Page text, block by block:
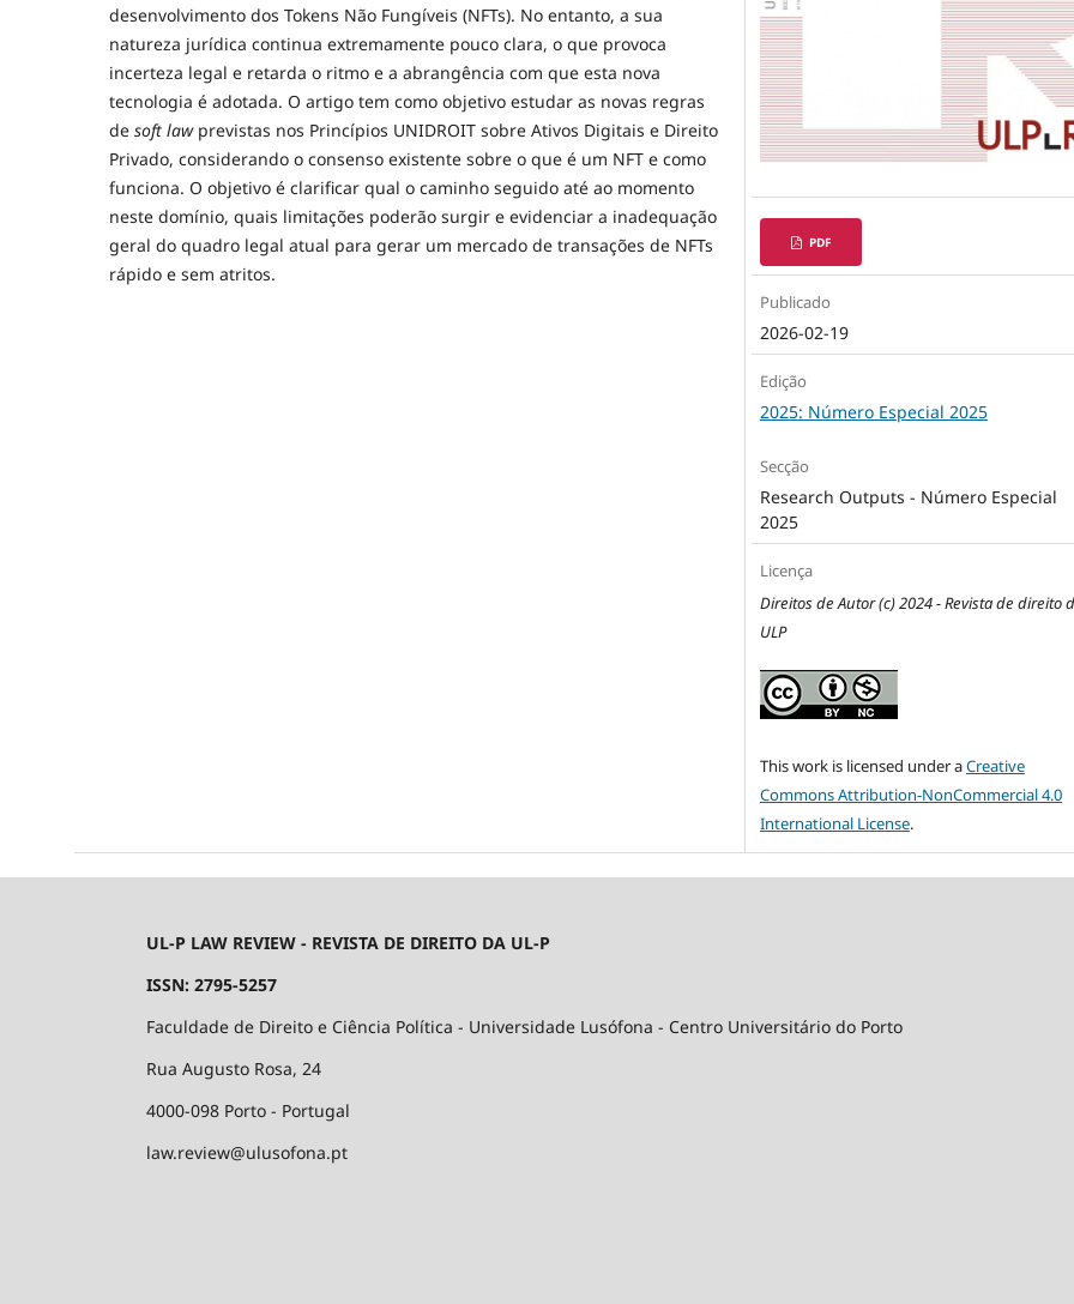
desenvolvimento dos Tokens Não Fungíveis (NFTs). No entanto, a sua
natureza jurídica continua extremamente pouco clara, o que provoca
incerteza legal e retarda o ritmo e a abrangência com que esta nova
tecnologia é adotada. O artigo tem como objetivo estudar as novas regras
de soft lawprevistas nos Princípios UNIDROIT sobre Ativos Digitais e Direito
Privado, considerando o consenso existente sobre o que é um NFT e como
funciona. O objetivo é clarificar qual o caminho seguido até ao momento
neste domínio, quais limitações poderão surgir e evidenciar a inadequação
geral do quadro legal atual para gerar um mercado de transações de NFTs
rápido e sem atritos.
PDF
Publicado
2026-02-19
Edição
2025: Número Especial 2025
Secção
Research Outputs - Número Especial
2025
Licença
Direitos de Autor (c) 2024 - Revista de direito
ULP
This work is licensed under aCreative
Commons Attribution-NonCommercial 4.0
International License.
UL-P LAW REVIEW - REVISTA DE DIREITO DA UL-P
ISSN: 2795-5257
Faculdade de Direito e Ciência Política - Universidade Lusófona - Centro Universitário do Porto
Rua Augusto Rosa, 24
4000-098 Porto - Portugal
law.review@ulusofona.pt